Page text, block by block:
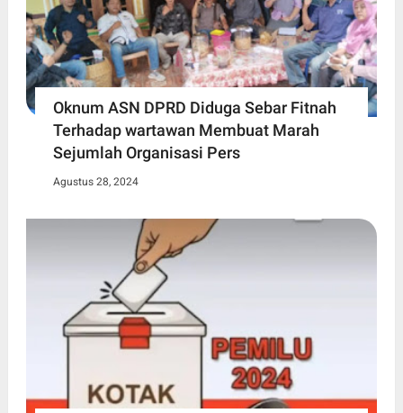
Oknum ASN DPRD Diduga Sebar Fitnah
Terhadap wartawan Membuat Marah
Sejumlah Organisasi Pers
Agustus 28, 2024